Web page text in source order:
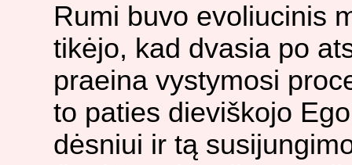
Rumi buvo evoliucinis
tikėjo, kad dvasia po
praeina vystymosi
to paties dieviškojo
dėsniui ir tą